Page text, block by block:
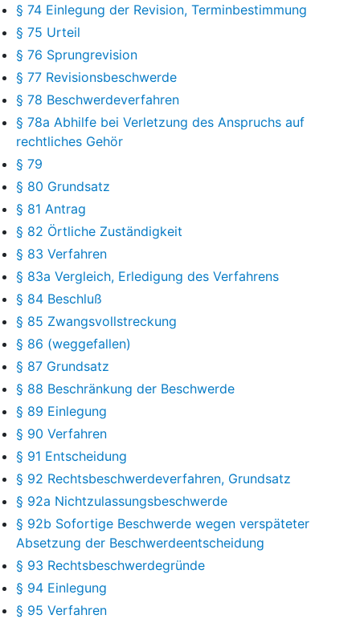
§ 74 Einlegung der Revision, Terminbestimmung
§ 75 Urteil
§ 76 Sprungrevision
§ 77 Revisionsbeschwerde
§ 78 Beschwerdeverfahren
§ 78a Abhilfe bei Verletzung des Anspruchs auf
rechtliches Gehör
§ 79
§ 80 Grundsatz
§ 81 Antrag
§ 82 Örtliche Zuständigkeit
§ 83 Verfahren
§ 83a Vergleich, Erledigung des Verfahrens
§ 84 Beschluß
§ 85 Zwangsvollstreckung
§ 86 (weggefallen)
§ 87 Grundsatz
§ 88 Beschränkung der Beschwerde
§ 89 Einlegung
§ 90 Verfahren
§ 91 Entscheidung
§ 92 Rechtsbeschwerdeverfahren, Grundsatz
§ 92a Nichtzulassungsbeschwerde
§ 92b Sofortige Beschwerde wegen verspäteter
Absetzung der Beschwerdeentscheidung
§ 93 Rechtsbeschwerdegründe
§ 94 Einlegung
§ 95 Verfahren